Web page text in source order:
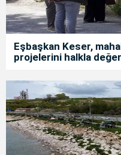
Eşbaşkan Keser,
projelerini halkla